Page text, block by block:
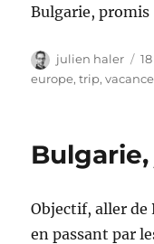
Bulgarie, promis
Auteur
julien haler
le
europe,trip,
Objectif, aller de
en passant par